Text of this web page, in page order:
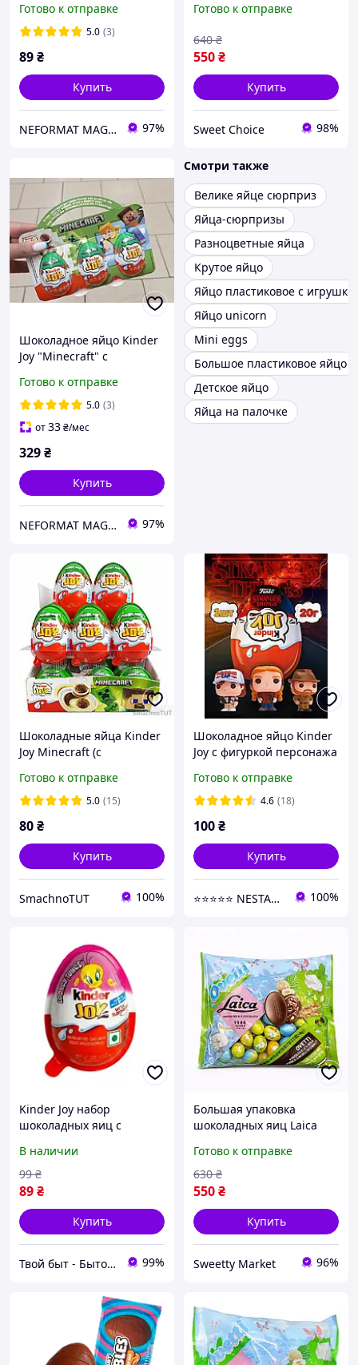
20g (1 шт)
Готово к отправке
5.0 (3)
89₴
Купить
NEFORMAT MAGAZ 97%
Готово к отправке
550₴
640 ₴
Купить
Sweet Choice 98%
Шоколадное яйцо Kinder
Joy "Minecraft" с
20g (1 шт)
Готово к отправке
5.0 (3)
от33₴/мес
329₴
Купить
NEFORMAT MAGAZ 97%
Смотри также
Велике яйце сюрприз
Яйца-сюрпризы
Разноцветные яйца
Крутое яйцо
Яйцо пластиковое с
Яйцо unicorn
Mini eggs
Большое пластиковое яйцо
Детское яйцо
Яйца на палочке
Шоколадные яйца Kinder
Joy Minecraft (с
Готово к отправке
5.0 (15)
80₴
Купить
SmachnoTUT 100%
Шоколадное яйцо Kinder
Joy с фигуркой персонажа
20g (1 шт)
Готово к отправке
4.6 (18)
100₴
Купить
⭐⭐⭐⭐⭐ NESTANDART MAGAZ 100%
Kinder Joy набор
шоколадных яиц с
Тюнз Твити Looney Tunes
Tweety 20г 1шт
В наличии
89₴
99 ₴
Купить
Твой быт - Бытовая химия и товары для дома! 99%
Большая упаковка
шоколадных яиц Laica
ореховой начинкой 1 кг
Готово к отправке
550₴
630 ₴
Купить
Sweetty Market 96%